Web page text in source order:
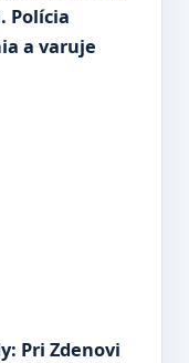
Polícia
a varuje
Pri Zdenovi